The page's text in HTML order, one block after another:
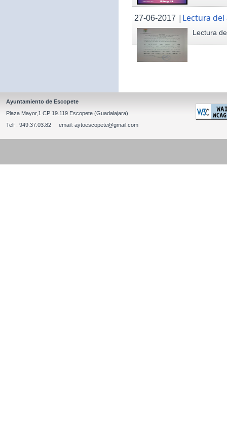
27-06-2017 | Lectura del
Lectura
Ayuntamiento de Escopete
Plaza Mayor,1 CP 19.119 Escopete (Guadalajara)
Telf : 949.37.03.82 email: aytoescopete@gmail.com